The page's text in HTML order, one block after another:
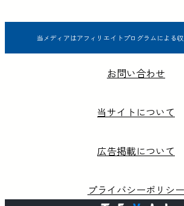
当メディアはアフィリエイトプログラムによる
お問い合わせ
当サイトについて
広告掲載について
プライバシーポリシー